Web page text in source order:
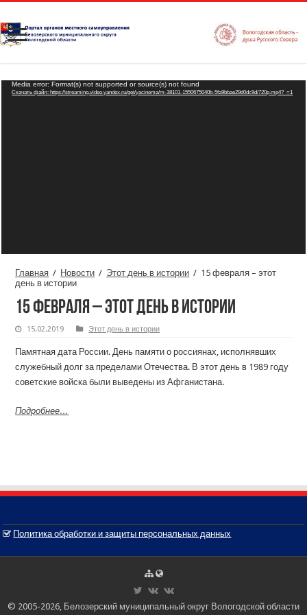
Видеоплеер
Media error: Format(s) not supported or source(s) not found
Скачать файл: https://streaming.video.yandex.ru/get/yacinema/m-38101-1550675040b-5fa9bbae29d0dc9d/720p.mp4?_=1
Главная / Новости / Этот день в истории / 15 февраля – этот
день в истории
15 февраля – этот день в истории
15.02.2019 Этот день в истории
Памятная дата России. День памяти о россиянах, исполнявших
служебный долг за пределами Отечества. В этот день в 1989 году
советские войска были выведены из Афганистана.
Подробнее…
Политика обработки и защиты персональных данных
© 2005-2026, Белозерский муниципальный округ Вологодской области